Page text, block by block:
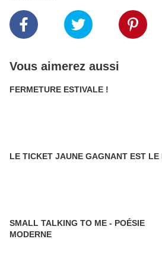
Vous aimerez aussi
FERMETURE ESTIVALE !
LE TICKET JAUNE GAGNANT EST LE
SMALL TALKING TO ME - POÉSIE
MODERNE